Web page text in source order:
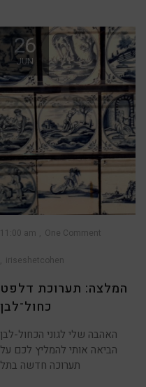
26
JUN
11:00 am One Comment
iriseshetcohen
המלצה: תערוכת דלפט
כחול־לבן
האהבה שלי לגוני הכחול-לבן
הביאה אותי להמליץ לכם על
תערוכה חדשה בתל